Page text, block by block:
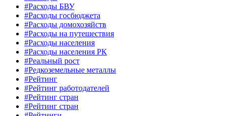
#Расходы БВУ
#Расходы госбюджета
#Расходы домохозяйств
#Расходы на путешествия
#Расходы населения
#Расходы населения РК
#Реальный рост
#Редкоземельные металлы
#Рейтинг
#Рейтинг работодателей
#Рейтинг стран
#Рейтинг стран